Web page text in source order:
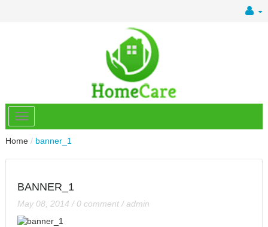
Home / banner_1
BANNER_1
May 08, 2014 / 0 comment /admin